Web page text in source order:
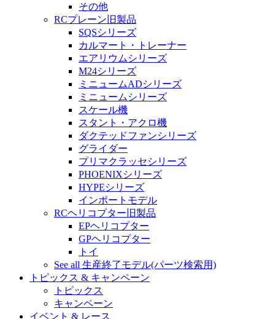
その他
RCプレーン旧製品
SQSシリーズ
カルマート・トレーナー
エアリウムシリーズ
M24シリーズ
ミニュームADシリーズ
ミニュームシリーズ
スケール機
スタント・アクロ機
ダクテッドファンシリーズ
グライダー
プリマクラッセシリーズ
PHOENIXシリーズ
HYPEシリーズ
インポートモデル
RCヘリコプター旧製品
EPヘリコプター
GPヘリコプター
トイ
See all 生産終了モデル(パーツ検索用)
トピックス & キャンペーン
トピックス
キャンペーン
イベント & レース